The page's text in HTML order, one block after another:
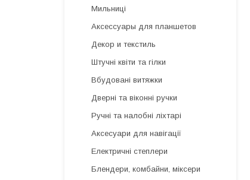
Мильниці
Аксессуары для планшетов
Декор и текстиль
Штучні квіти та гілки
Вбудовані витяжки
Дверні та віконні ручки
Ручні та налобні ліхтарі
Аксесуари для навігації
Електричні степлери
Блендери, комбайни, міксери